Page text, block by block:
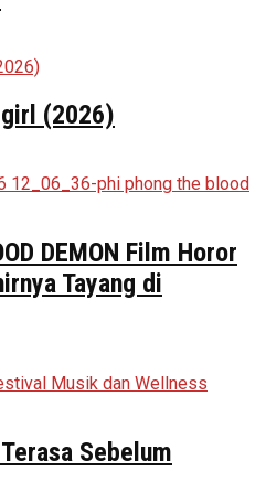
(2026)
DEMON Film Horor
Tayang di
Sebelum